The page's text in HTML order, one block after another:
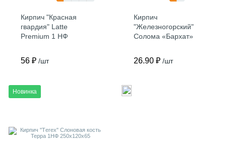
Кирпич "Красная
гвардия" Latte
Premium 1 НФ
56 ₽ /шт
Кирпич
"Железногорский"
Солома «Бархат»
26.90 ₽ /шт
Новинка